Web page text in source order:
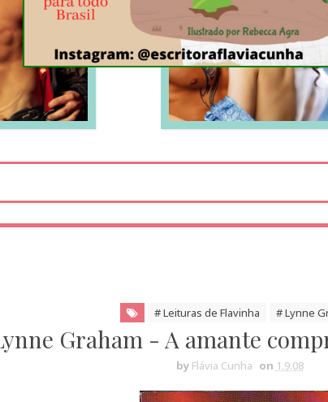
LEIA
# Leituras de Flavinha # Lynne
Graham - A amante
by Flávia Cunha on 1.9.08